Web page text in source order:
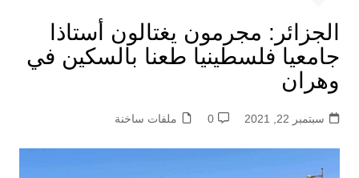
الجزائر: مجرمون يغتالون أستاذا
جامعيا فلسطينيا طعنا بالسكين في
وهران
سبتمبر 22, 2021 0 ملفات ساخنة